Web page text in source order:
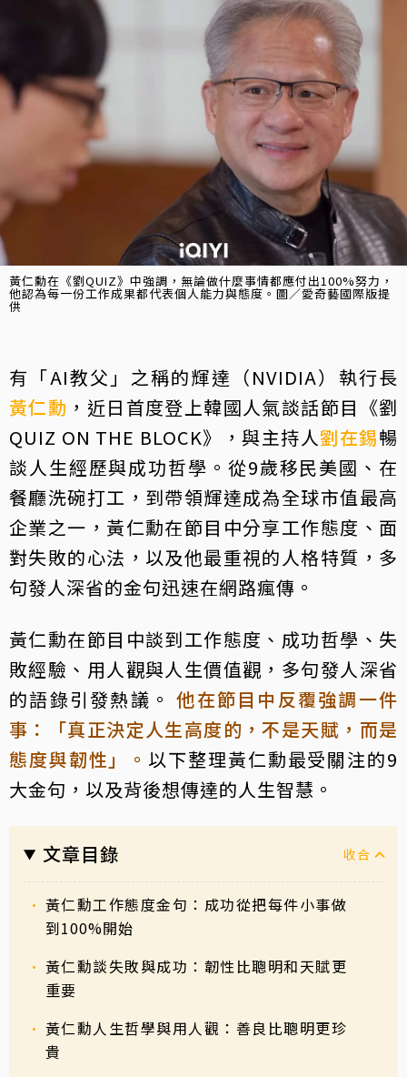
黃仁勳在《劉QUIZ》中強調，無論做什麼事情都應付出100%努力，
他認為每一份工作成果都代表個人能力與態度。圖／愛奇藝國際版提
供
有「AI教父」之稱的輝達（NVIDIA）執行長
黃仁勳 ，近日首度登上韓國人氣談話節目《劉
QUIZ ON THE BLOCK》，與主持人劉在錫暢
談人生經歷與成功哲學。從9歲移民美國、在
餐廳洗碗打工，到帶領輝達成為全球市值最高
企業之一，黃仁勳在節目中分享工作態度、面
對失敗的心法，以及他最重視的人格特質，多
句發人深省的金句迅速在網路瘋傳。
黃仁勳在節目中談到工作態度、成功哲學、失
敗經驗、用人觀與人生價值觀，多句發人深省
的語錄引發熱議。 他在節目中反覆強調一件
事：「真正決定人生高度的，不是天賦，而是
態度與韌性」。 以下整理黃仁勳最受關注的9
大金句，以及背後想傳達的人生智慧。
文章目錄
黃仁勳工作態度金句：成功從把每件小事做
到100%開始
黃仁勳談失敗與成功：韌性比聰明和天賦更
重要
黃仁勳人生哲學與用人觀：善良比聰明更珍
貴